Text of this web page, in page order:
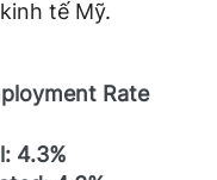
tế Mỹ.
Rate
4.3%